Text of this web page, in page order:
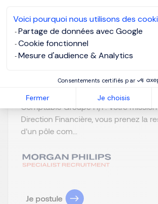
Voici pourquoi nous utilisons des
Partage de données avec Google
Cookie fonctionnel
Mesure d'audience & Analytics
Consentements certifiés par
Fermer Je choisis
CDI
Publiée
04/08/
Notre client est un acteur majeur du
croissance et du renforcement de sa
financière, il recherche son futur
Comptable Groupe H/F. Votre
Direction Financière, vous prenez la
d'un pôle com...
Je postule